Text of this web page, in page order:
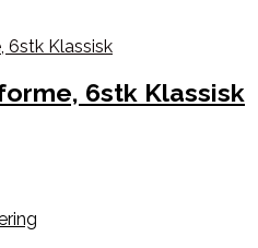
6stk Klassisk